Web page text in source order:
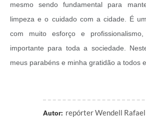
mesmo sendo fundamental para
limpeza e o cuidado com a cidade. É
com muito esforço e
importante para toda a sociedade.
meus parabéns e minha gratidão a todos
Autor: repórter Wendell